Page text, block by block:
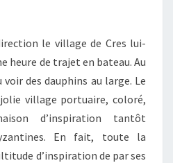
le village de Cres lui-
heure de trajet en bateau. Au
voir des dauphins au large. Le
village portuaire, coloré,
d’inspiration tantôt
En fait, toute la
d’inspiration de par ses